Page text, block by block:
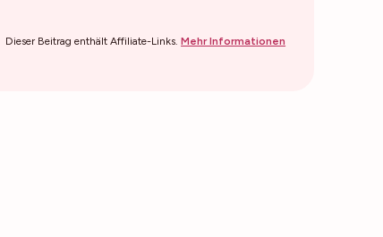
Dieser Beitrag enthält Affiliate-Links.Mehr Informationen